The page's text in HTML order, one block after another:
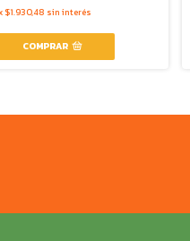
$1.930,48 sin interés